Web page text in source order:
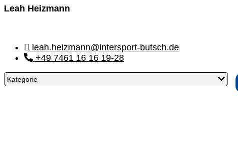
Leah Heizmann
leah.heizmann@intersport-butsch.de
+49 7461 16 16 19-28
Kategorie